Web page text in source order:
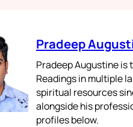
Pradeep
Pradeep Augustine
Readings in multiple
spiritual resources
alongside his
profiles below.